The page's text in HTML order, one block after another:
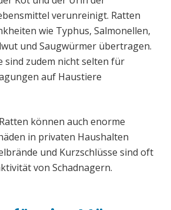
verunreinigt. Ratten
wie Typhus, Salmonellen,
und Saugwürmer übertragen.
sind zudem nicht selten für
auf Haustiere
können auch enorme
in privaten Haushalten
und Kurzschlüsse sind oft
von Schadnagern.